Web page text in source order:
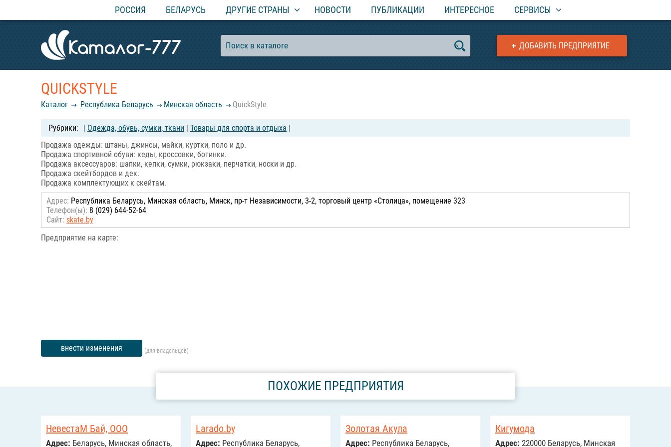
РОССИЯ БЕЛАРУСЬ ДРУГИЕ СТРАНЫ НОВОСТИ ПУБЛИКАЦИИ ИНТЕРЕСНОЕ СЕРВИСЫ
ДОБАВИТЬ ПРЕДПРИЯТИЕ
QUICKSTYLE
Каталог Республика Беларусь Минская область QuickStyle
| Одежда, обувь, сумки, ткани | Товары для спорта и отдыха |
Продажа одежды: штаны, джинсы, майки, куртки, поло и др.
Продажа спортивной обуви: кеды, кроссовки, ботинки.
Продажа аксессуаров: шапки, кепки, сумки, рюкзаки, перчатки, носки и др.
Продажа скейтбордов и дек.
Продажа комплектующих к скейтам.
Адрес: Республика Беларусь, Минская область, Минск, пр-т Независимости, 3-2, торговый центр «Столица», помещение 323
Телефон(ы): 8 (029) 644-52-64
Сайт: skate.by
Предприятие на карте:
внести изменения (для владельцев)
ПОХОЖИЕ ПРЕДПРИЯТИЯ
НевестаМ Бай, ООО
Адрес: Беларусь, Минская область,
Larado.by
Адрес: Республика Беларусь,
Золотая Акула
Адрес: Республика Беларусь,
Кигумода
Адрес: 220000 Беларусь, Минская